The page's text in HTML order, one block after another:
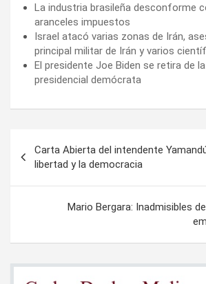
La industria brasileña desconforme
aranceles impuestos
Israel atacó varias zonas de Irán,
principal militar de Irán y varios
El presidente Joe Biden se retira de
presidencial demócrata
de
entradas
Carta Abierta del intendente
libertad y la democracia
Mario Bergara: Inadmisibles